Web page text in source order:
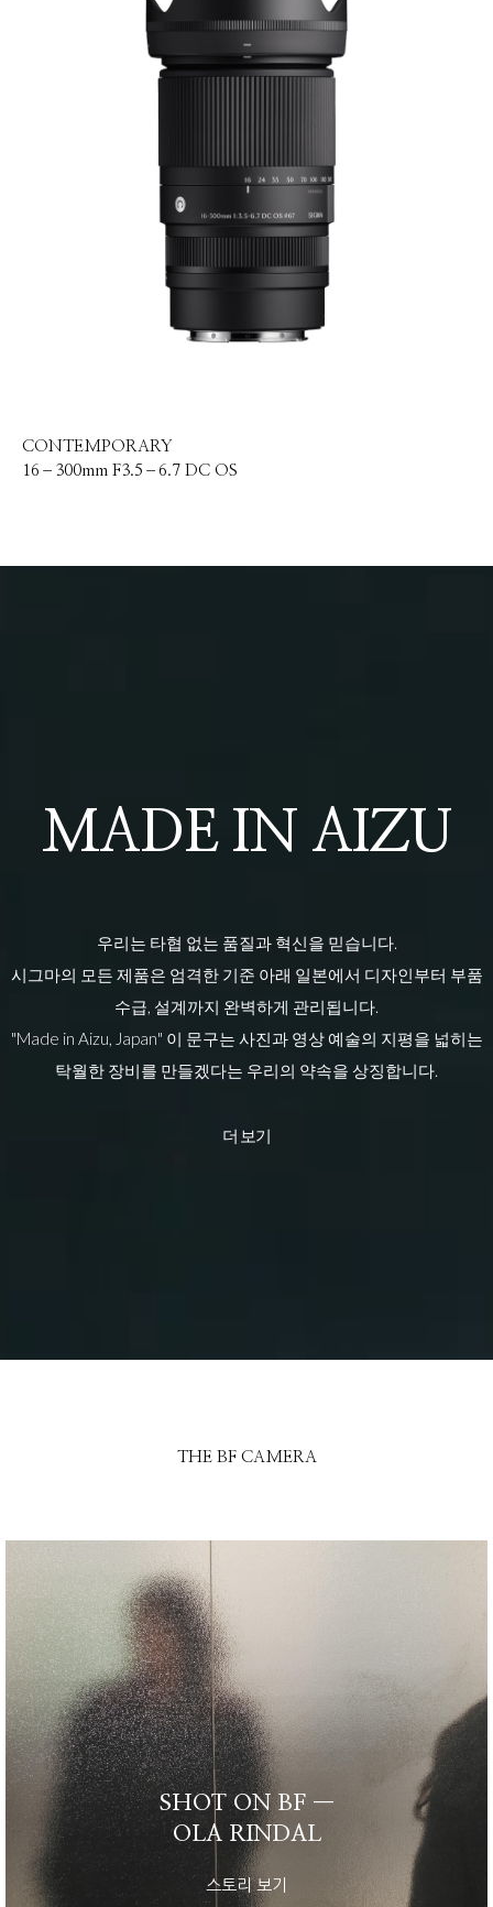
CONTEMPORARY
16–300mm F3.5–6.7 DC OS
MADE IN AIZU
우리는 타협 없는 품질과 혁신을 믿습니다.
시그마의 모든 제품은 엄격한 기준 아래 일본에서 디자인부터 부품
수급, 설계까지 완벽하게 관리됩니다.
"Made in Aizu, Japan" 이 문구는 사진과 영상 예술의 지평을 넓히는
탁월한 장비를 만들겠다는 우리의 약속을 상징합니다.
더 보기
THE BF CAMERA
SHOT ON BF —
OLA RINDAL
스토리 보기